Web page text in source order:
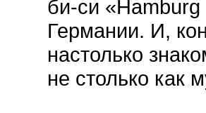
би-си
Германии. И,
настолько
не столько как